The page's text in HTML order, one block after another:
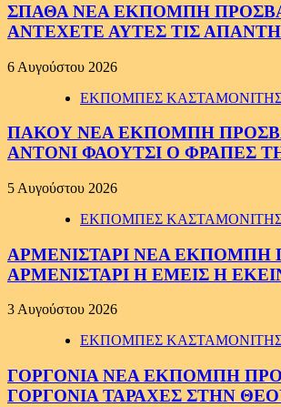
ΣΠΑΘΑ ΝΕΑ ΕΚΠΟΜΠΗ
ΑΝΤΕΧΕΤΕ ΑΥΤΕΣ ΤΙΣ
6 Αυγούστου 2026
ΕΚΠΟΜΠΕΣ
ΠΑΚΟΥ ΝΕΑ ΕΚΠΟΜΠΗ
ΑΝΤΟΝΙ ΦΑΟΥΤΣΙ Ο ΦΡΑΠΕΣ
5 Αυγούστου 2026
ΕΚΠΟΜΠΕΣ
ΑΡΜΕΝΙΣΤΑΡΙ ΝΕΑ ΕΚΠΟΜΠΗ
ΑΡΜΕΝΙΣΤΑΡΙ Η ΕΜΕΙΣ Η
3 Αυγούστου 2026
ΕΚΠΟΜΠΕΣ
ΓΟΡΓΟΝΙΑ ΝΕΑ ΕΚΠΟΜΠΗ
ΓΟΡΓΟΝΙΑ ΤΑΡΑΧΕΣ ΣΤΗΝ